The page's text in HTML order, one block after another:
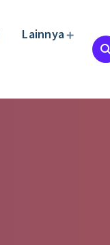
Lainnya